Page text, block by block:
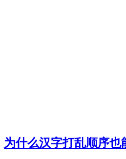
为什么汉字打乱顺序